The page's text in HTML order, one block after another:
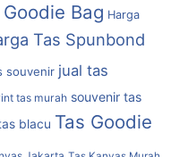
Bag Harga
Tas Spunbond
souvenir jual tas
tas murah souvenir tas
blacu Tas Goodie